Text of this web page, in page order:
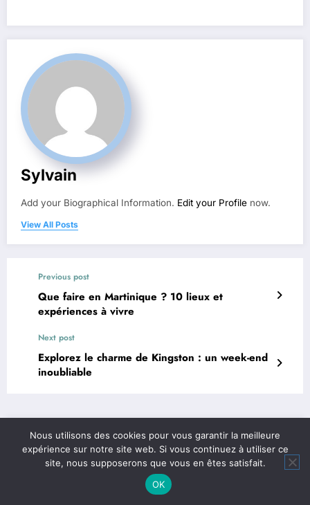
Sylvain
Add your Biographical Information. Edit your Profile now.
View All Posts
Previous post
Que faire en Martinique ? 10 lieux et
expériences à vivre
Next post
Explorez le charme de Kingston : un week-end
inoubliable
À ne pas manquer
Nous utilisons des cookies pour vous garantir la meilleure
expérience sur notre site web. Si vous continuez à utiliser ce
site, nous supposerons que vous en êtes satisfait.
OK